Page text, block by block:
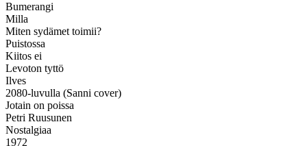
Bumerangi
Milla
Miten sydämet toimii?
Puistossa
Kiitos ei
Levoton tyttö
Ilves
2080-luvulla (Sanni cover)
Jotain on poissa
Petri Ruusunen
Nostalgiaa
1972